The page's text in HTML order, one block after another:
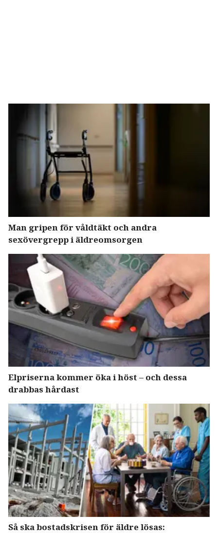
Man gripen för våldtäkt och andra
sexövergrepp i äldreomsorgen
Elpriserna kommer öka i höst – och dessa
drabbas hårdast
Så ska bostadskrisen för äldre lösas: